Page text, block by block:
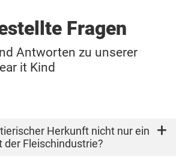
Fragen
Antworten zu unserer
it Kind
Herkunft nicht nur ein
der Fleischindustrie?